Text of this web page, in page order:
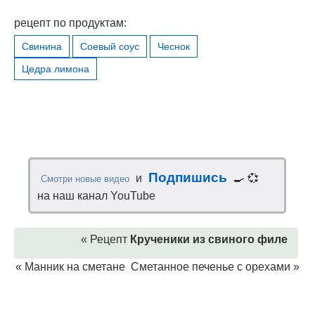
рецепт по продуктам:
Свинина Соевый соус
Чеснок
Цедра лимона
Смотри новые видео и Подпишись
🍳 💞
на наш канал YouTube
« Рецепт Крученики из свиного филе
« Манник на сметане Сметанное печенье с орехами »